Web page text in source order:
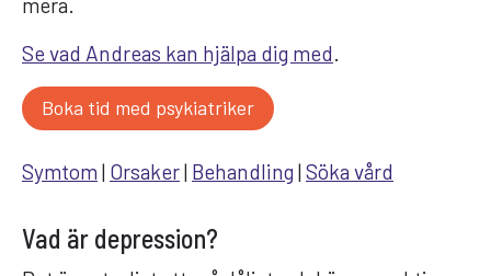
Se vad Andreas kan hjälpa dig med.
Boka tid med psykiatriker
Symtom | Orsaker| Behandling | Söka vård
Vad är depression?